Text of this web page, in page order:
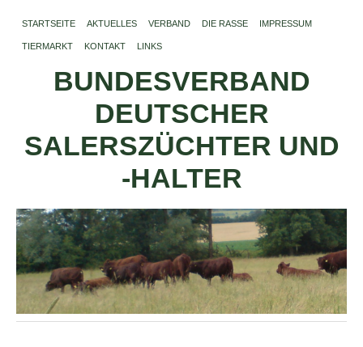
STARTSEITE AKTUELLES VERBAND DIE RASSE IMPRESSUM
TIERMARKT KONTAKT LINKS
BUNDESVERBAND
DEUTSCHER
SALERSZÜCHTER UND
-HALTER